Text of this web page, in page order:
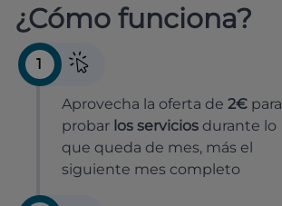
¿Cómo funciona?
1
Aprovecha la oferta de 2€ para
probar los servicios durante lo
que queda de mes, más el
siguiente mes completo